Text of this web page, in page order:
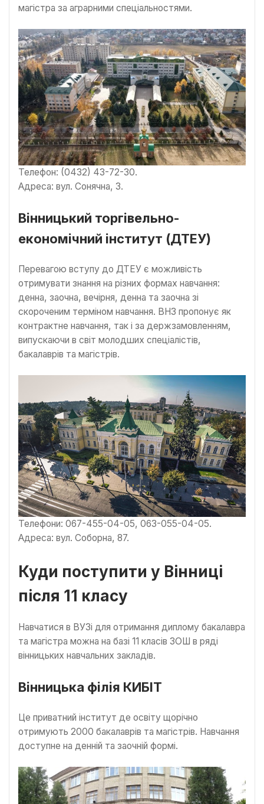
магістра за аграрними спеціальностями.
Телефон: (0432) 43-72-30.
Адреса: вул. Сонячна, 3.
Вінницький торгівельно-
економічний інститут (ДТЕУ)
Перевагою вступу до ДТЕУ є можливість
отримувати знання на різних формах навчання:
денна, заочна, вечірня, денна та заочна зі
скороченим терміном навчання. ВНЗ пропонує як
контрактне навчання, так і за держзамовленням,
випускаючи в світ молодших спеціалістів,
бакалаврів та магістрів.
Телефони: 067-455-04-05, 063-055-04-05.
Адреса: вул. Соборна, 87.
Куди поступити у Вінниці
після 11 класу
Навчатися в ВУЗі для отримання диплому бакалавра
та магістра можна на базі 11 класів ЗОШ в ряді
вінницьких навчальних закладів.
Вінницька філія КИБІТ
Це приватний інститут де освіту щорічно
отримують 2000 бакалаврів та магістрів. Навчання
доступне на денній та заочній формі.